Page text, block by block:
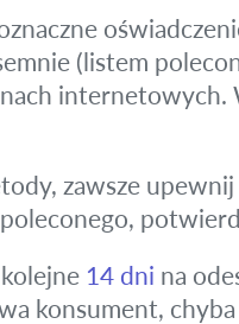
(listem
internetowych.
zawsze upewnij
14 dni na
konsument, chyba